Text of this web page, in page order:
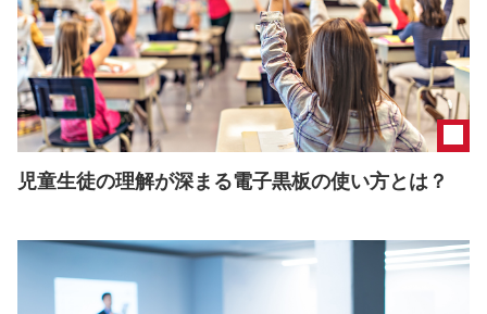
児童生徒の理解が深まる電子黒板の使い方とは？